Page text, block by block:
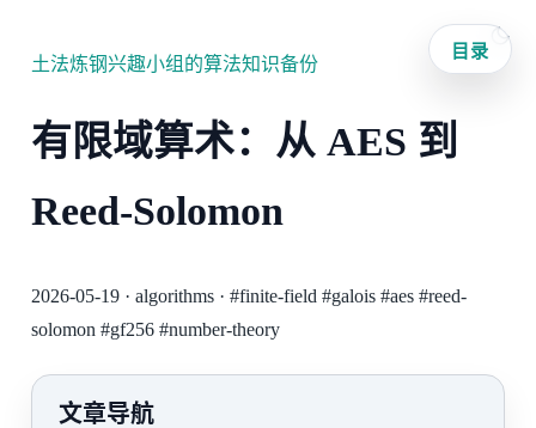
土法炼钢兴趣小组的算法知识备份
有限域算术：从 AES 到
Reed-Solomon
2026-05-19· algorithms· #finite-field #galois #aes #reed-
solomon #gf256 #number-theory
文章导航
目录